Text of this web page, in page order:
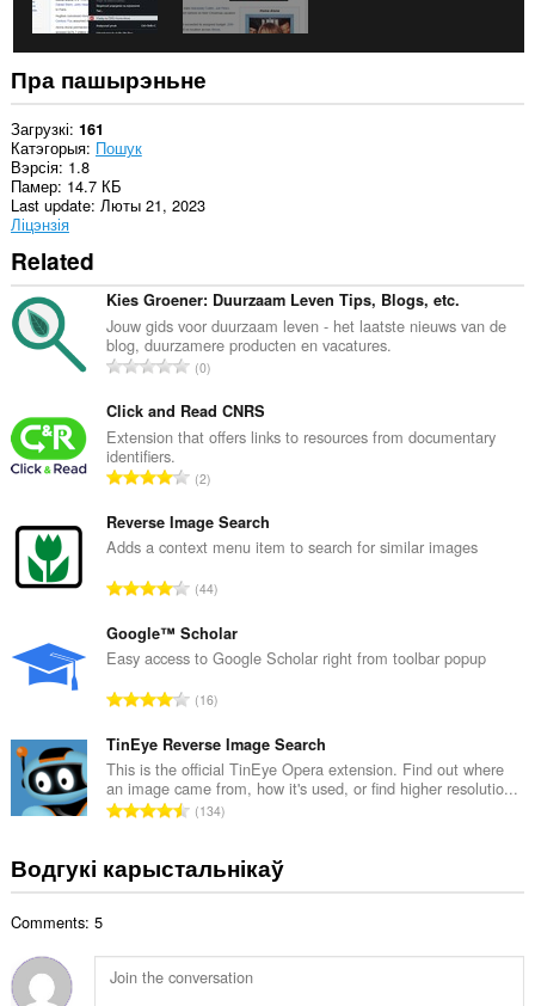
Пра пашырэньне
Загрузкі 161
Катэгорыя Пошук
Вэрсія 1.8
Памер 14.7 КБ
Last update Люты 21, 2023
Ліцэнзія
Related
Kies Groener: Duurzaam Leven Tips, Blogs, etc.
Jouw gids voor duurzaam leven - het laatste nieuws van de
blog, duurzamere producten en vacatures.
А
з
н
к
ў
:
0
Click and Read CNRS
Extension that offers links to resources from documentary
identifiers.
А
з
н
к
ў
:
2
Reverse Image Search
Adds a context menu item to search for similar images
А
з
н
к
ў
:
44
Google™ Scholar
Easy access to Google Scholar right from toolbar popup
А
з
н
а
к
ў
:
16
TinEye Reverse Image Search
This is the official TinEye Opera extension. Find out where
an image came from, how it's used, or find higher resolutio...
А
н
а
ў
134
Водгукі карыстальнікаў
Comments: 5